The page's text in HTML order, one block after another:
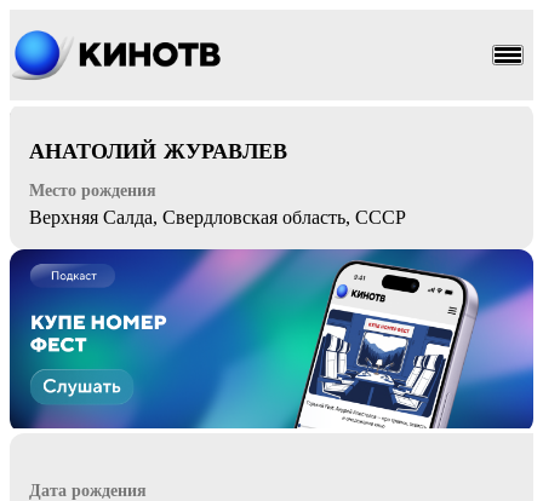
АНАТОЛИЙ ЖУРАВЛЕВ
Место рождения
Верхняя Салда, Свердловская область, СССР
Дата рождения